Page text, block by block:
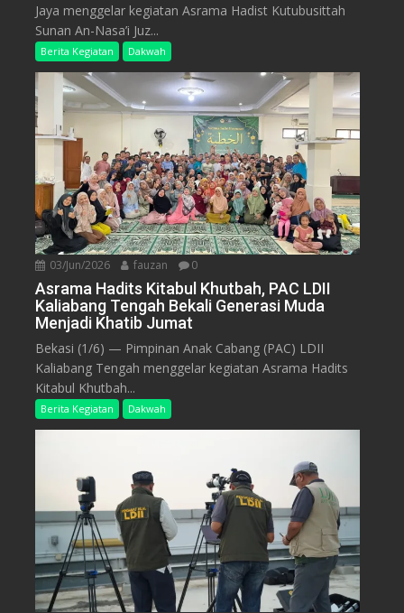
Jaya menggelar kegiatan Asrama Hadist Kutubusittah
Sunan An-Nasa’i Juz...
Berita Kegiatan Dakwah
03/Jun/2026 fauzan 0
Asrama Hadits Kitabul Khutbah, PAC LDII
Kaliabang Tengah Bekali Generasi Muda
Menjadi Khatib Jumat
Bekasi (1/6) — Pimpinan Anak Cabang (PAC) LDII
Kaliabang Tengah menggelar kegiatan Asrama Hadits
Kitabul Khutbah...
Berita Kegiatan Dakwah